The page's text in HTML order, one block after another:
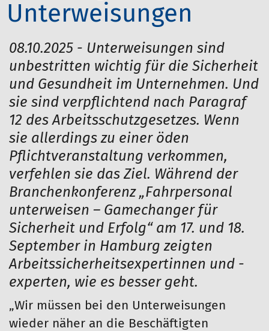
Unterweisungen
08.10.2025 - Unterweisungen sind
unbestritten wichtig für die Sicherheit
und Gesundheit im Unternehmen. Und
sie sind verpflichtend nach Paragraf
12 des Arbeitsschutzgesetzes. Wenn
sie allerdings zu einer öden
Pflichtveranstaltung verkommen,
verfehlen sie das Ziel. Während der
Branchenkonferenz „Fahrpersonal
unterweisen – Gamechanger für
Sicherheit und Erfolg“ am 17. und 18.
September in Hamburg zeigten
Arbeitssicherheitsexpertinnen und -
experten, wie es besser geht.
„Wir müssen bei den Unterweisungen
wieder näher an die Beschäftigten